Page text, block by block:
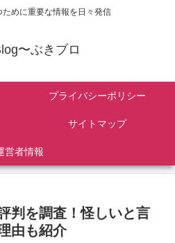
めに重要な情報を日々発信
〜ぶきブロ
プライバシーポリシー
サイトマップ
営者情報
判を調査！怪しいと言
由も紹介